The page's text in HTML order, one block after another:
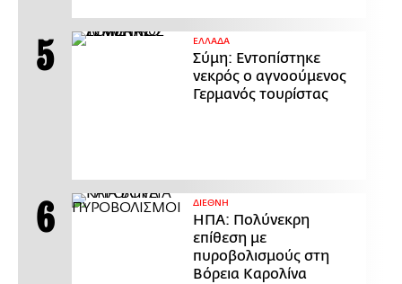
ΕΛΛΑΔΑ
Σύμη: Εντοπίστηκε
νεκρός ο αγνοούμενος
Γερμανός τουρίστας
ΔΙΕΘΝΗ
ΗΠΑ: Πολύνεκρη
επίθεση με
πυροβολισμούς στη
Βόρεια Καρολίνα